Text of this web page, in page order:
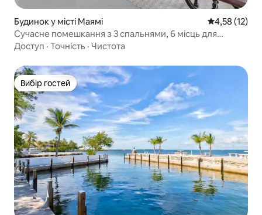
Будинок у місті Маямі Середня
4,58 (12)
Сучасне помешкання з 3 спальнями, 6 місць для
ночівлі, за кілька хвилин від центру Маямі
Доступ · Точність · Чистота
Вибір гостей
Вибір гостей